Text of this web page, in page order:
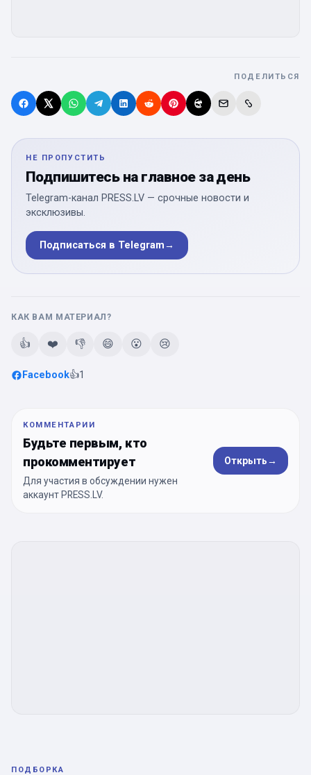
ПОДЕЛИТЬСЯ
НЕ ПРОПУСТИТЬ
Подпишитесь на главное за день
Telegram-канал PRESS.LV — срочные новости и
эксклюзивы.
Подписаться в Telegram→
КАК ВАМ МАТЕРИАЛ?
👍 ❤️ 👎 😄 😮 😢
Facebook👍1
КОММЕНТАРИИ
Будьте первым, кто
прокомментирует
Для участия в обсуждении нужен
аккаунт PRESS.LV.
Открыть→
ПОДБОРКА